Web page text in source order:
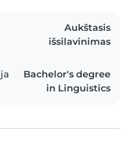
Aukštasis
išsilavinimas
Bachelor's degree
in Linguistics